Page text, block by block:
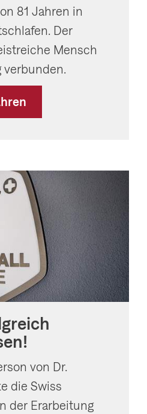
81 Jahren in
Der
Mensch
verbunden.
von Dr.
die Swiss
der Erarbeitung